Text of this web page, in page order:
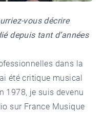
vous décrire
depuis tant d’années
dans la
été critique musical
1978, je suis devenu
sur France Musique